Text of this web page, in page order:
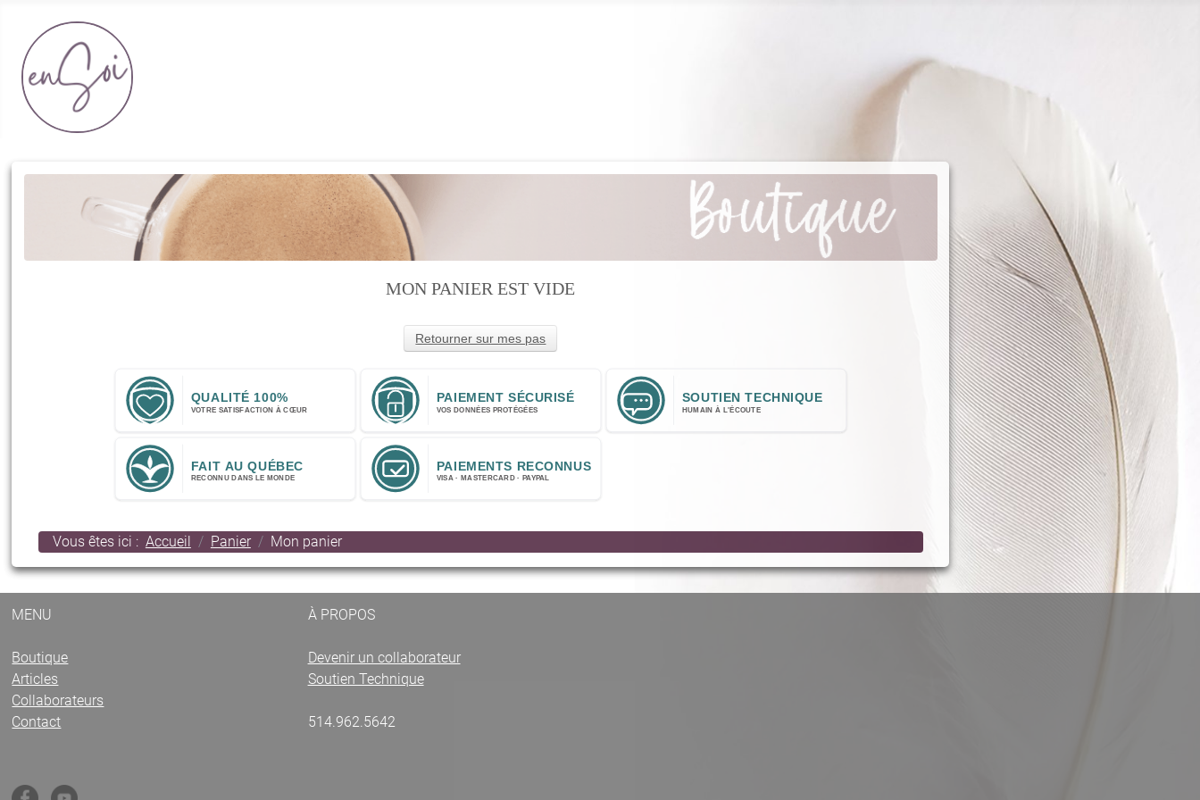
MON PANIER EST VIDE
Retourner sur mes pas
Vous êtes ici : Accueil Panier Mon panier
À PROPOS
Devenir un collaborateur
Soutien Technique
514.962.5642
MENU
Boutique
Articles
Collaborateurs
Contact